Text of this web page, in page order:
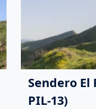
Sendero El
PIL-13)